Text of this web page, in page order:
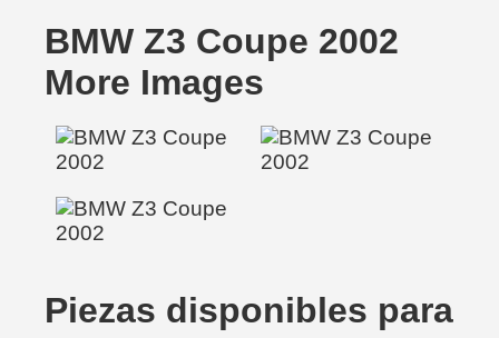
BMW Z3 Coupe 2002
More Images
Piezas disponibles para